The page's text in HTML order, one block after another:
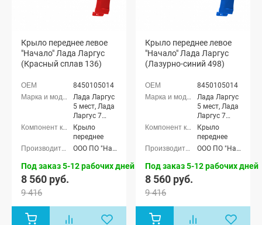
Крыло переднее левое
"Начало" Лада Ларгус
(Красный сплав 136)
8450105014
Лада Ларгус
5 мест, Лада
Ларгус 7
мест
Крыло
переднее
ООО ПО "Начало"
Под заказ 5-12 рабочих дней
8 560 руб.
9 416
Крыло переднее левое
"Начало" Лада Ларгус
(Лазурно-синий 498)
8450105014
Лада Ларгус
5 мест, Лада
Ларгус 7
мест
Крыло
переднее
ООО ПО "Начало"
Под заказ 5-12 рабочих дней
8 560 руб.
9 416